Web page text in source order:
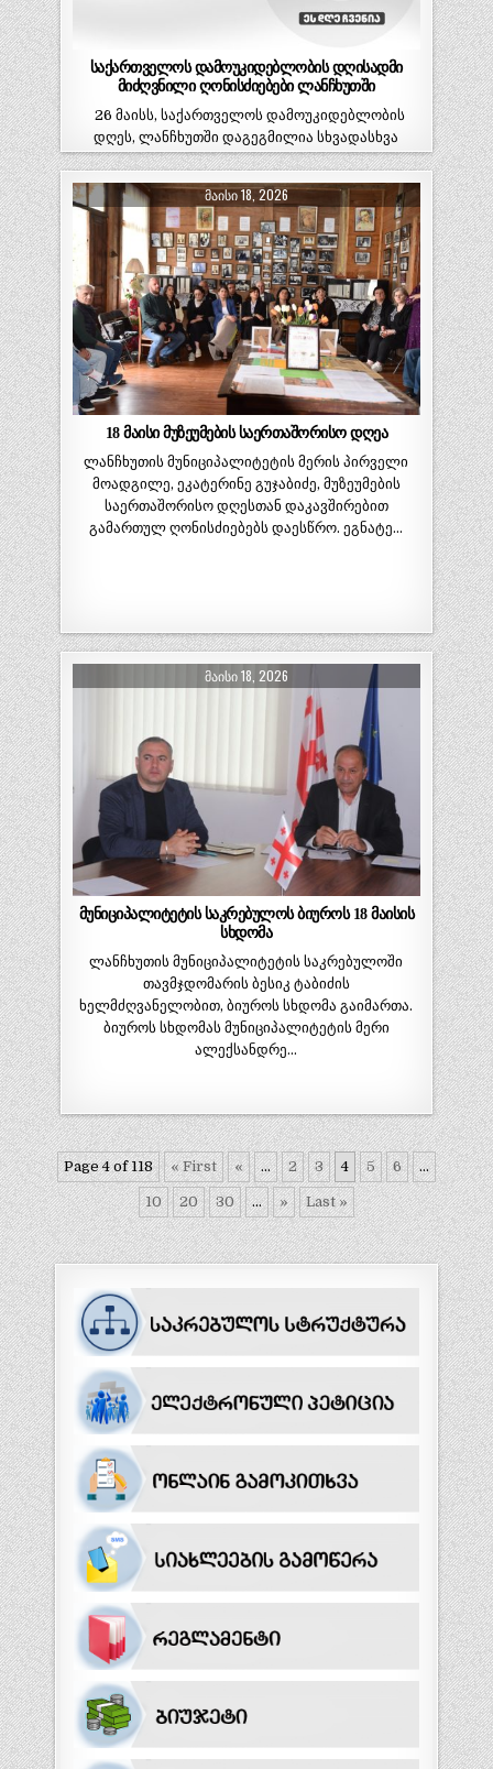
საქართველოს დამოუკიდებლობის დღისადმი
მიძღვნილი ღონისძიებები ლანჩხუთში
26 მაისს, საქართველოს დამოუკიდებლობის
დღეს, ლანჩხუთში დაგეგმილია სხვადასხვა
ღონისძიება. დღის ბოლოს კონცერტი
გაიმართება. 11:30…
ᲛᲐᲘᲡᲘ 18, 2026
18 მაისი მუზეუმების საერთაშორისო დღეა
ლანჩხუთის მუნიციპალიტეტის მერის პირველი
მოადგილე, ეკატერინე გუჯაბიძე, მუზეუმების
საერთაშორისო დღესთან დაკავშირებით
გამართულ ღონისძიებებს დაესწრო. ეგნატე…
ᲛᲐᲘᲡᲘ 18, 2026
მუნიციპალიტეტის საკრებულოს ბიუროს 18 მაისის
სხდომა
ლანჩხუთის მუნიციპალიტეტის საკრებულოში
თავმჯდომარის ბესიკ ტაბიძის
ხელმძღვანელობით, ბიუროს სხდომა გაიმართა.
ბიუროს სხდომას მუნიციპალიტეტის მერი
ალექსანდრე…
Page 4 of 118 « First « ... 2 3 4 5 6 ...
10 20 30 ... » Last »